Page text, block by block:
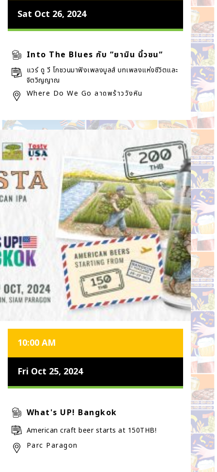
Sat Oct 26, 2024
Into The Blues กับ “ยามิน นิ้วซน“
แวร์ ดู วี โกชวนมาฟังเพลงบูลส์ บทเพลงแห่งชีวิตและ
จิตวิญญาณ
Where Do We Go ลาดพร้าววังหิน
10:00 AM
Fri Oct 25, 2024
What's UP! Bangkok
American craft beer starts at 150THB!
Parc Paragon